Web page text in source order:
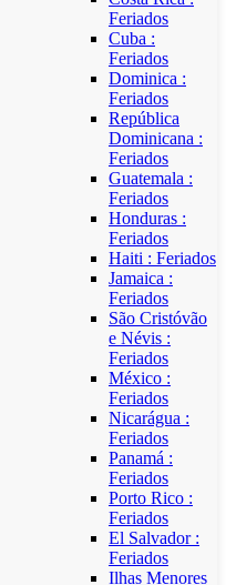
Feriados
Cuba :
Feriados
Dominica :
Feriados
República
Dominicana :
Feriados
Guatemala :
Feriados
Honduras :
Feriados
Haiti : Feriados
Jamaica :
Feriados
São Cristóvão
e Névis :
Feriados
México :
Feriados
Nicarágua :
Feriados
Panamá :
Feriados
Porto Rico :
Feriados
El Salvador :
Feriados
Ilhas Menores